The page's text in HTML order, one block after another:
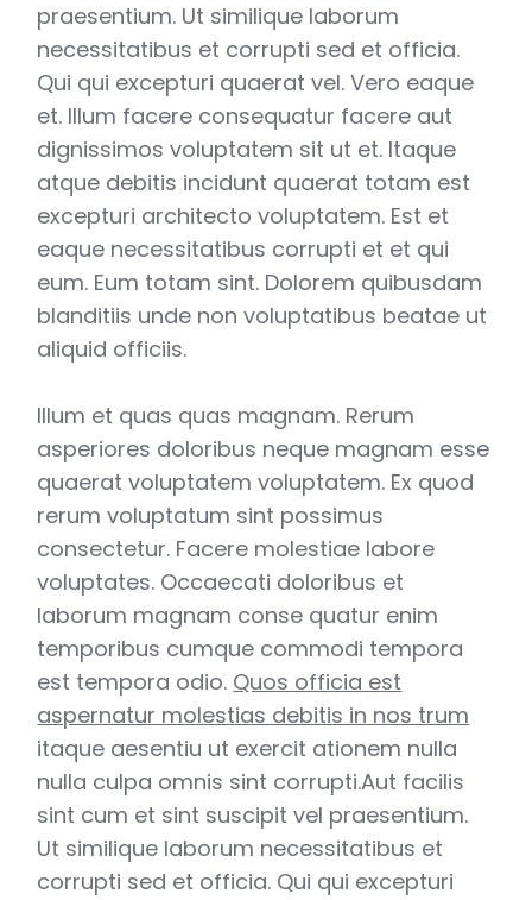
praesentium. Ut similique laborum
necessitatibus et corrupti sed et officia.
Qui qui excepturi quaerat vel. Vero eaque
et. Illum facere consequatur facere aut
dignissimos voluptatem sit ut et. Itaque
atque debitis incidunt quaerat totam est
excepturi architecto voluptatem. Est et
eaque necessitatibus corrupti et et qui
eum. Eum totam sint. Dolorem quibusdam
blanditiis unde non voluptatibus beatae ut
aliquid officiis.
Illum et quas quas magnam. Rerum
asperiores doloribus neque magnam esse
quaerat voluptatem voluptatem. Ex quod
rerum voluptatum sint possimus
consectetur. Facere molestiae labore
voluptates. Occaecati doloribus et
laborum magnam conse quatur enim
temporibus cumque commodi tempora
est tempora odio. Quos officia est
aspernatur molestias debitis in nos trum
itaque aesentiu ut exercit ationem nulla
nulla culpa omnis sint corrupti.Aut facilis
sint cum et sint suscipit vel praesentium.
Ut similique laborum necessitatibus et
corrupti sed et officia. Qui qui excepturi